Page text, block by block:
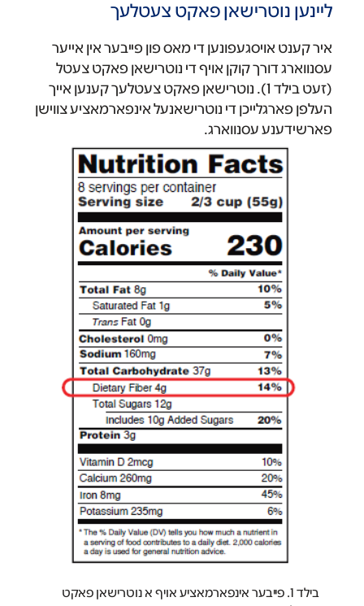
ליינען נוטרישאן פאקט צעטלעך
איר קענט אויסגעפונען די מאס פון פייבער אין אייער
עסנווארג דורך קוקן אויף די נוטרישאן פאקט צעטל
(זעט בילד 1). נוטרישאן פאקט צעטלעך קענען אייך
העלפן פארגלייכן די נוטרישאנעל אינפארמאציע צווישן
פארשידענע עסנווארג.
בילד 1. פייבער אינפארמאציע אויף א נוטרישאן פאקט